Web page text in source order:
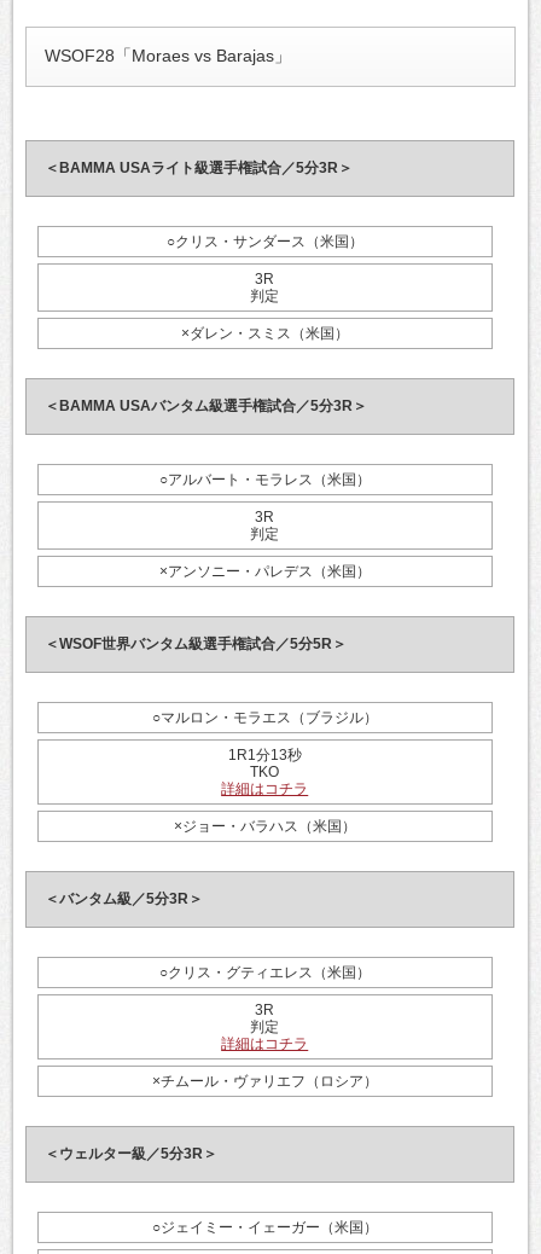
WSOF28「Moraes vs Barajas」
＜BAMMA USAライト級選手権試合／5分3R＞
○クリス・サンダース（米国）
3R
判定
×ダレン・スミス（米国）
＜BAMMA USAバンタム級選手権試合／5分3R＞
○アルバート・モラレス（米国）
3R
判定
×アンソニー・パレデス（米国）
＜WSOF世界バンタム級選手権試合／5分5R＞
○マルロン・モラエス（ブラジル）
1R1分13秒
TKO
詳細はコチラ
×ジョー・バラハス（米国）
＜バンタム級／5分3R＞
○クリス・グティエレス（米国）
3R
判定
詳細はコチラ
×チムール・ヴァリエフ（ロシア）
＜ウェルター級／5分3R＞
○ジェイミー・イェーガー（米国）